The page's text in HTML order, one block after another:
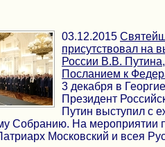
03.12.2015
присутствовал на
России В.В.
Посланием к
3 декабря в
Президент
Путин выступил с
Собранию. На мероприятии
Московский и всея